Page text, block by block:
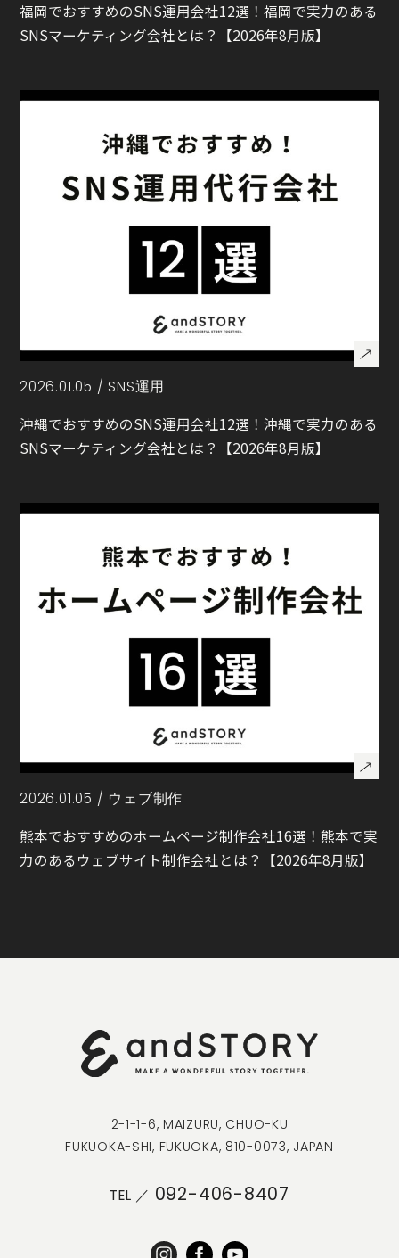
福岡でおすすめのSNS運用会社12選！福岡で実力のある
SNSマーケティング会社とは？【2026年8月版】
2026.01.05 / SNS運用
沖縄でおすすめのSNS運用会社12選！沖縄で実力のある
SNSマーケティング会社とは？【2026年8月版】
2026.01.05 / ウェブ制作
熊本でおすすめのホームページ制作会社16選！熊本で実
力のあるウェブサイト制作会社とは？【2026年8月版】
2-1-1-6, MAIZURU, CHUO-KU
FUKUOKA-SHI, FUKUOKA, 810-0073, JAPAN
TEL ／ 092-406-8407